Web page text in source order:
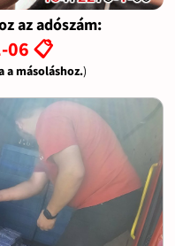
az adószám:
06 📋
a másoláshoz.)